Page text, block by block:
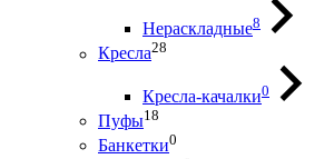
Нераскладные8
Кресла28
Кресла-качалки0
Пуфы18
Банкетки0